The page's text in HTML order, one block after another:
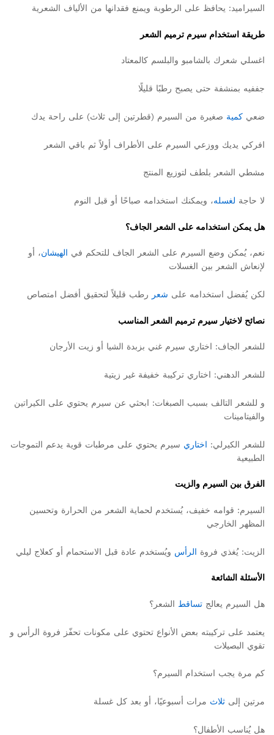
السيراميد: يحافظ على الرطوبة ويمنع فقدانها من الألياف الشعرية
طريقة استخدام سيرم ترميم الشعر
اغسلي شعرك بالشامبو والبلسم كالمعتاد
جففيه بمنشفة حتى يصبح رطبًا قليلًا
ضعي كمية صغيرة من السيرم (قطرتين إلى ثلاث) على راحة يدك
افركي يديك ووزعي السيرم على الأطراف أولاً ثم باقي الشعر
مشطي الشعر بلطف لتوزيع المنتج
لا حاجة لغسله، ويمكنك استخدامه صباحًا أو قبل النوم
هل يمكن استخدامه على الشعر الجاف؟
نعم، يُمكن وضع السيرم على الشعر الجاف للتحكم في الهيشان، أو
لإنعاش الشعر بين الغسلات
لكن يُفضل استخدامه على شعر رطب قليلاً لتحقيق أفضل امتصاص
نصائح لاختيار سيرم ترميم الشعر المناسب
للشعر الجاف: اختاري سيرم غني بزبدة الشيا أو زيت الأرجان
للشعر الدهني: اختاري تركيبة خفيفة غير زيتية
و للشعر التالف بسبب الصبغات: ابحثي عن سيرم يحتوي على الكيراتين
والفيتامينات
للشعر الكيرلي: اختاري سيرم يحتوي على مرطبات قوية يدعم التموجات
الطبيعية
الفرق بين السيرم والزيت
السيرم: قوامه خفيف، يُستخدم لحماية الشعر من الحرارة وتحسين
المظهر الخارجي
الزيت: يُغذي فروة الرأس ويُستخدم عادة قبل الاستحمام أو كعلاج ليلي
الأسئلة الشائعة
هل السيرم يعالج تساقط الشعر؟
يعتمد على تركيبته بعض الأنواع تحتوي على مكونات تحفّز فروة الرأس و
تقوي البصيلات
كم مرة يجب استخدام السيرم؟
مرتين إلى ثلاث مرات أسبوعيًا، أو بعد كل غسلة
هل يُناسب الأطفال؟